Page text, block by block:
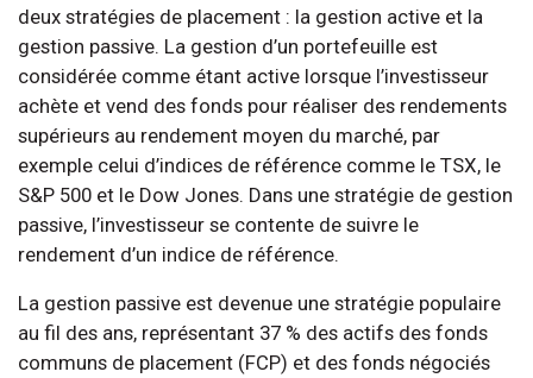
deux stratégies de placement : la gestion active et la
gestion passive. La gestion d’un portefeuille est
considérée comme étant active lorsque l’investisseur
achète et vend des fonds pour réaliser des rendements
supérieurs au rendement moyen du marché, par
exemple celui d’indices de référence comme le TSX, le
S&P 500 et le Dow Jones. Dans une stratégie de gestion
passive, l’investisseur se contente de suivre le
rendement d’un indice de référence.
La gestion passive est devenue une stratégie populaire
au fil des ans, représentant 37 % des actifs des fonds
communs de placement (FCP) et des fonds négociés